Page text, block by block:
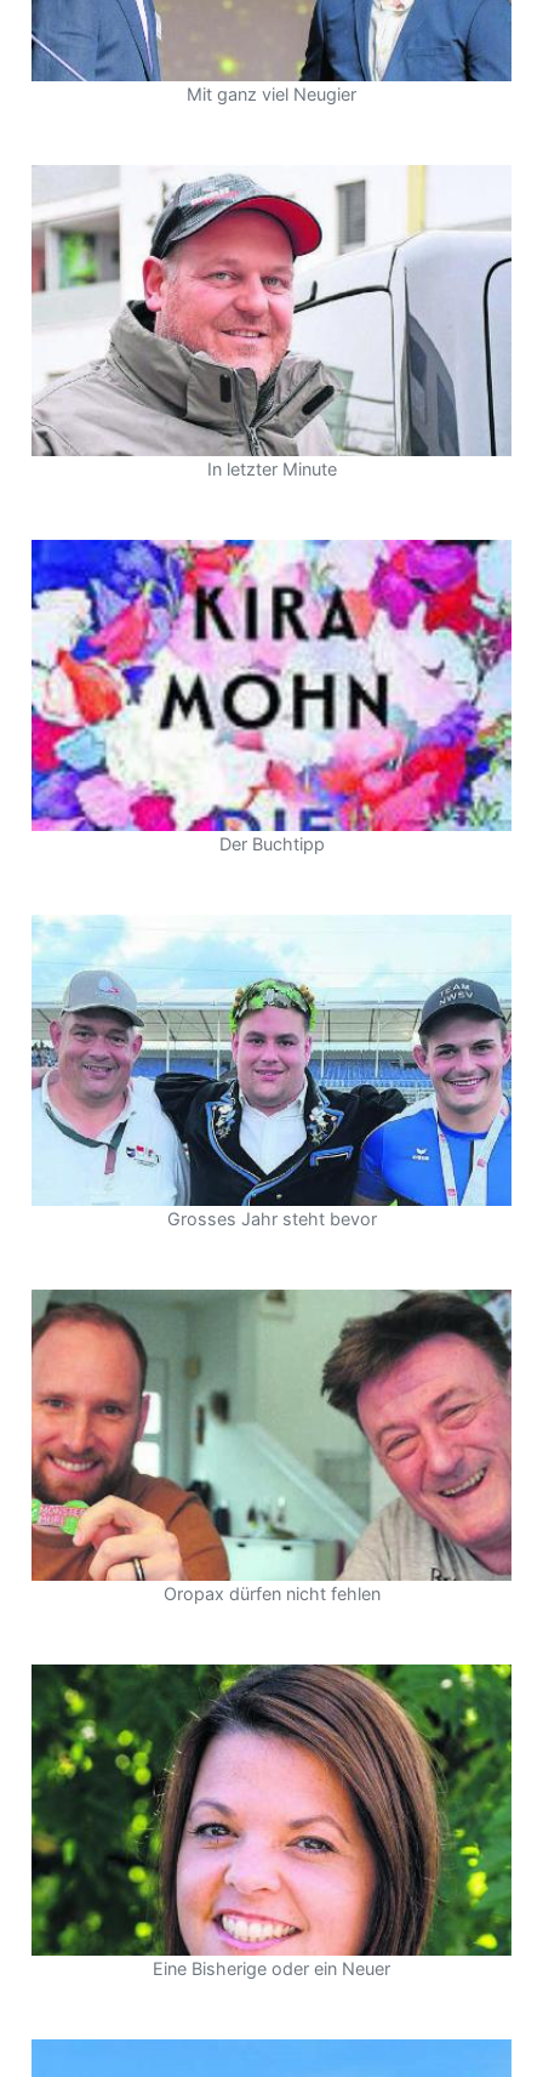
Mit ganz viel Neugier
In letzter Minute
Der Buchtipp
Grosses Jahr steht bevor
Oropax dürfen nicht fehlen
Eine Bisherige oder ein Neuer